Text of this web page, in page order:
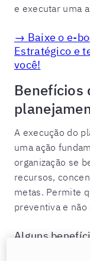
e executar uma
→ Baixe o e-
Estratégico e
você!
Benefícios
A execução do
uma ação
organização se
recursos,
metas. Permite
preventiva e não
Alguns